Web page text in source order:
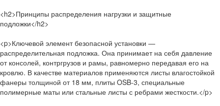
<h2>Принципы распределения нагрузки и защитные
подложки</h2>
<p>Ключевой элемент безопасной установки —
распределительная подложка. Она принимает на себя давление
от консолей, контргрузов и рамы, равномерно передавая его на
кровлю. В качестве материалов применяются листы влагостойкой
фанеры толщиной от 18 мм, плиты OSB-3, специальные
полимерные маты или стальные листы с ребрами жесткости.</p>